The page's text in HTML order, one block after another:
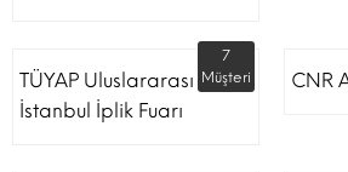
TÜYAP Uluslararası
İstanbul İplik Fuarı
7
Müşteri
CNR